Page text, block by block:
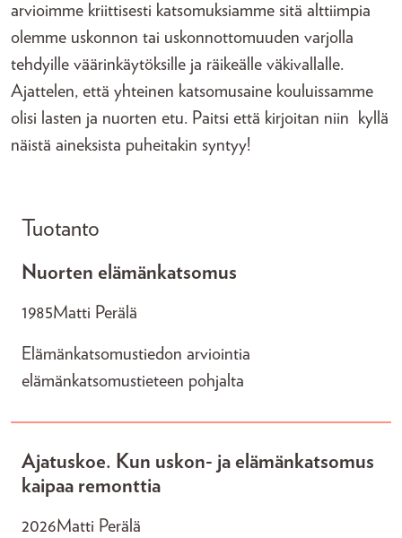
arvioimme kriittisesti katsomuksiamme sitä alttiimpia
olemme uskonnon tai uskonnottomuuden varjolla
tehdyille väärinkäytöksille ja räikeälle väkivallalle.
Ajattelen, että yhteinen katsomusaine kouluissamme
olisi lasten ja nuorten etu. Paitsi että kirjoitan niin kyllä
näistä aineksista puheitakin syntyy!
Tuotanto
Nuorten elämänkatsomus
1985Matti Perälä
Elämänkatsomustiedon arviointia
elämänkatsomustieteen pohjalta
Ajatuskoe. Kun uskon- ja elämänkatsomus
kaipaa remonttia
2026Matti Perälä